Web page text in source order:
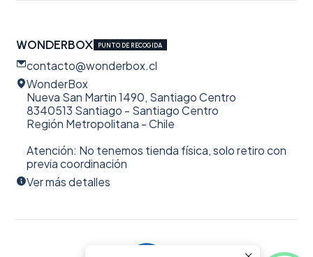
WONDERBOX PUNTO DE RECOGIDA
contacto@wonderbox.cl
WonderBox
Nueva San Martin 1490, Santiago Centro
8340513 Santiago - Santiago Centro
Región Metropolitana - Chile
Atención: No tenemos tienda física, solo retiro con
previa coordinación
Ver más detalles